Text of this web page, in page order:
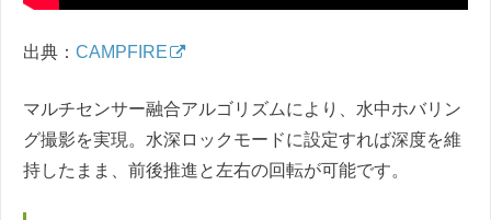
出典： CAMPFIRE
マルチセンサー融合アルゴリズムにより、水中ホバリン
グ撮影を実現。水深ロックモードに設定すれば深度を維
持したまま、前後推進と左右の回転が可能です。